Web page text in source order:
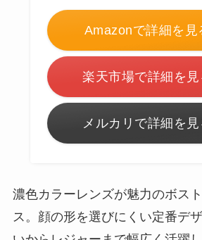
Amazonで詳細を見
楽天市場で詳細を
メルカリで詳細を
濃色カラーレンズが魅力のボス
ス。顔の形を選びにくい定番デ